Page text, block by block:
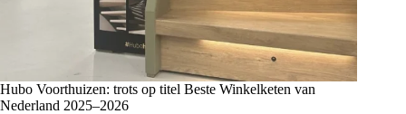
Hubo Voorthuizen: trots op titel Beste Winkelketen van
Nederland 2025–2026